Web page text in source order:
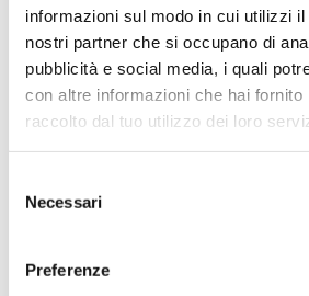
informazioni sul modo in cui utilizzi
nostri partner che si occupano di
pubblicità e social media, i quali
con altre informazioni che hai fornito
raccolto dal tuo utilizzo dei loro
delNecessari
Preferenze
Описание
Документация